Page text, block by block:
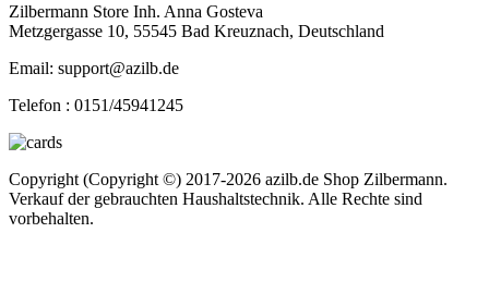
Zilbermann Store Inh. Anna Gosteva
Metzgergasse 10, 55545 Bad Kreuznach, Deutschland
Email: support@azilb.de
Telefon : 0151/45941245
Copyright (Copyright ©) 2017-2026 azilb.de Shop Zilbermann.
Verkauf der gebrauchten Haushaltstechnik. Alle Rechte sind
vorbehalten.